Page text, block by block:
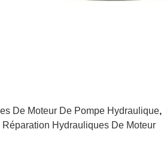
De Moteur De Pompe Hydraulique,
Réparation Hydrauliques De Moteur